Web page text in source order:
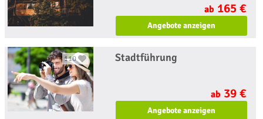
ab 165 €
Angebote anzeigen
110 Stadtführung
ab 39 €
Angebote anzeigen